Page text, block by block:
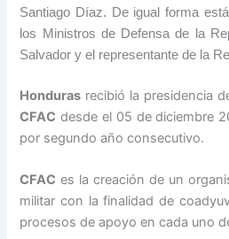
Santiago Díaz. De igual forma
los Ministros de Defensa de la
Salvador y el representante de la
Honduras recibió la presidencia
CFAC desde el 05 de diciembre
por segundo año consecutivo.
CFAC es la creación de un
militar con la finalidad de
procesos de apoyo en cada uno